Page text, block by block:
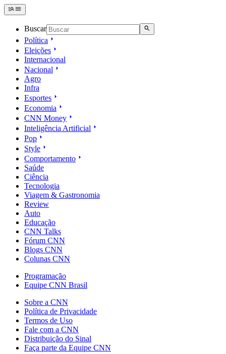
Buscar
Política
Eleições
Internacional
Nacional
Agro
Infra
Esportes
Economia
CNN Money
Inteligência Artificial
Pop
Style
Comportamento
Saúde
Ciência
Tecnologia
Viagem & Gastronomia
Review
Auto
Educação
CNN Talks
Fórum CNN
Blogs CNN
Colunas CNN
Programação
Equipe CNN Brasil
Sobre a CNN
Política de Privacidade
Termos de Uso
Fale com a CNN
Distribuição do Sinal
Faça parte da Equipe CNN